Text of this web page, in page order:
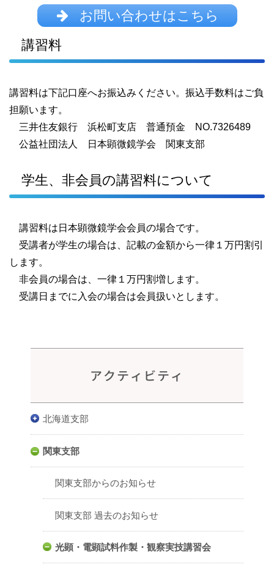
お問い合わせはこちら
講習料
講習料は下記口座へお振込みください。振込手数料はご負
担願います。
三井住友銀行 浜松町支店 普通預金 NO.7326489
公益社団法人 日本顕微鏡学会 関東支部
学生、非会員の講習料について
講習料は日本顕微鏡学会会員の場合です。
受講者が学生の場合は、記載の金額から一律１万円割引
します。
非会員の場合は、一律１万円割増します。
受講日までに入会の場合は会員扱いとします。
アクティビティ
北海道支部
関東支部
関東支部からのお知らせ
関東支部 過去のお知らせ
光顕・電顕試料作製・観察実技講習会